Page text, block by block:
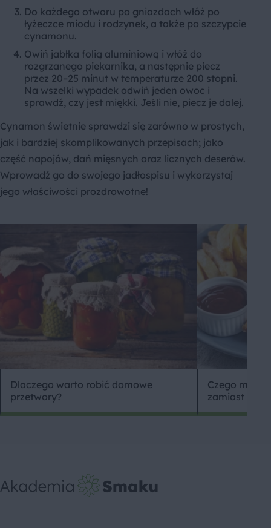
Do każdego otworu po gniazdach włóż po
łyżeczce miodu i rodzynek, a także po szczypcie
cynamonu.
Owiń jabłka folią aluminiową i włóż do
rozgrzanego piekarnika, a następnie piecz
przez 20–25 minut w temperaturze 200 stopni.
Na wszelki wypadek odwiń jeden owoc i
sprawdź, czy jest miękki. Jeśli nie, piecz je dalej.
Cynamon świetnie sprawdzi się zarówno w prostych,
jak i bardziej skomplikowanych przepisach; jako
część napojów, dań mięsnych oraz licznych deserów.
Wprowadź go do swojego jadłospisu i wykorzystaj
jego właściwości prozdrowotne!
Dlaczego warto robić domowe
przetwory?
Czego
zamiast